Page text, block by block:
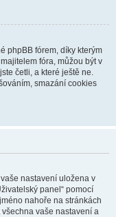
phpBB fórem, díky kterým
fóra, můžou být v
četli, a které ještě ne.
smazání cookies
nastavení uložena v
panel“ pomocí
nahoře na stránkách
všechna vaše nastavení a